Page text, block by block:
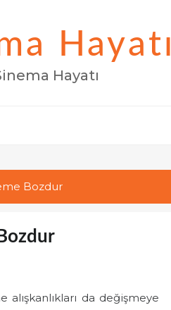
Hayatı
Hayatı
Bozdur
da değişmeye